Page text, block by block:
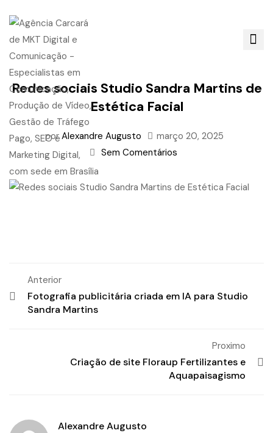
Redes sociais Studio Sandra Martins de
Estética Facial
por Alexandre Augusto
março 20, 2025
Sem Comentários
Anterior
Fotografia publicitária criada em IA para Studio
Sandra Martins
Proximo
Criação de site Floraup Fertilizantes e
Aquapaisagismo
Alexandre Augusto